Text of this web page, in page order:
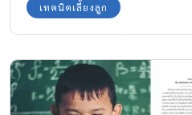
เทคนิคเลี้ยงลูก